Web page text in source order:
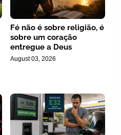
Fé não é sobre religião, é
sobre um coração
entregue a Deus
August 03, 2026